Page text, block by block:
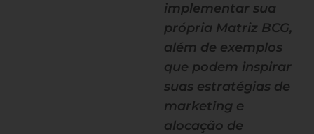
implementar sua
própria Matriz BCG,
além de exemplos
que podem inspirar
suas estratégias de
marketing e
alocação de